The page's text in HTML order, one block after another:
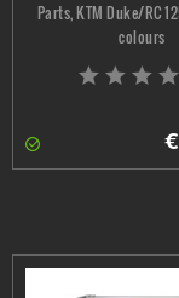
Parts, KTM Duke/RC
colours